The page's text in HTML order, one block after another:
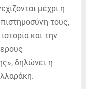
μέχρι η
τους,
και την
δηλώνει η